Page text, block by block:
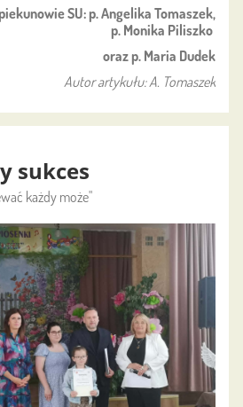
SU: p. Angelika Tomaszek,
p. Monika Piliszko
oraz p. Maria Dudek
Autor artykułu: A. Tomaszek
sukces
każdy może"